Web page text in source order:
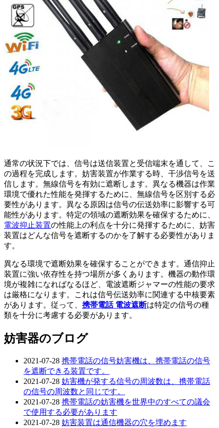
通常の状況下では、信号は送信装置と受信端末を通して、こ
の過程を完成します。妨害装置が作業する時、干渉信号を送
信します。無線信号を有効に遮断します。異なる機器は作業
環境で優れた性能を発揮するために、無線信号を区別する必
要性があります。異なる原因は信号の伝送効率に影響する可
能性があります。特定の領域の遮断効果を確保するために、
電波抑止装置の性能上の利点を十分に発揮するために、妨害
装置はどんな信号を遮断するのかを了解する必要性がありま
す。
異なる環境で遮断効果を確保することができます。通信抑止
装置に強い依存性を持つ場所が多くあります。機器の動作環
境が複雑になればなるほど、電波遮断ジャマーの性能の要求
は厳格になります。これは信号伝送効率に関連する中核要素
があります。従って、 携帯電話 電波遮断は特定の信号の種
類を十分に考慮する必要があります。
妨害器のブログ
2021-07-28 携帯電話の信号妨害機は、携帯電話の信号
を遮断できる装置です。
2021-07-28 妨害機が発する信号の周波数は、携帯電話
の信号の周波数と同じです。
2021-07-28 携帯電話の妨害機を世界中のすべての議会
で使用する必要があります
2021-07-28 妨害装置は通信機器の穴を埋めます